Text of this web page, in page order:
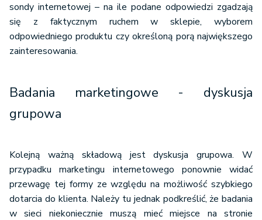
sondy internetowej – na ile podane odpowiedzi zgadzają
się z faktycznym ruchem w sklepie, wyborem
odpowiedniego produktu czy określoną porą największego
zainteresowania.
Badania marketingowe - dyskusja
grupowa
Kolejną ważną składową jest dyskusja grupowa. W
przypadku marketingu internetowego ponownie widać
przewagę tej formy ze względu na możliwość szybkiego
dotarcia do klienta. Należy tu jednak podkreślić, że badania
w sieci niekoniecznie muszą mieć miejsce na stronie